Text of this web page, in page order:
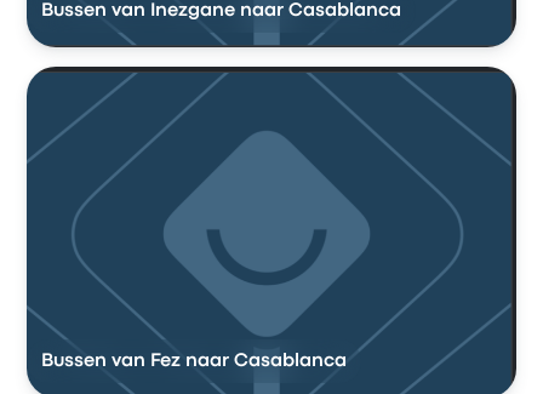
Bussen van Inezgane naar Casablanca
Bussen van Fez naar Casablanca